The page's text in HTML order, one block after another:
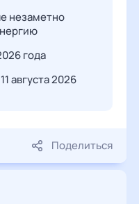
незаметно
года
августа 2026
Поделиться